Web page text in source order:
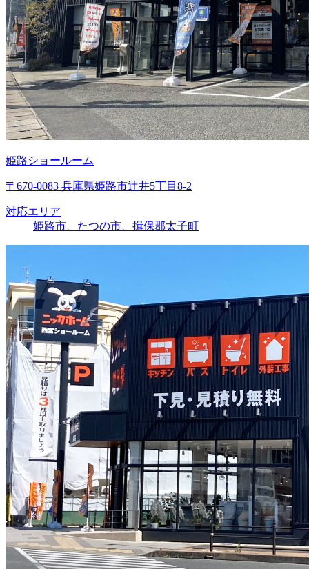
姫路ショールーム
〒670-0083 兵庫県姫路市辻井5丁目8-2
対応エリア
姫路市、たつの市、揖保郡太子町